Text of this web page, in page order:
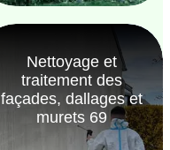
Nettoyage et
traitement des
façades, dallages et
murets 69